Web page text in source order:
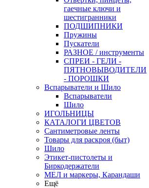
гаечные ключи и
шестигранники
ПОДШИПНИКИ
Пружины
Пускатели
РАЗНОЕ / инструменты
СПРЕИ - ГЕЛИ -
ПЯТНОВЫВОДИТЕЛИ
- ПОРОШКИ
Вспарыватели и Шило
Вспарыватели
Шило
ИГОЛЬНИЦЫ
КАТАЛОГИ ЦВЕТОВ
Сантиметровые ленты
Товары для раскроя (быт)
Шило
Этикет-пистолеты и
Биркодержатели
МЕЛ и маркеры, Карандаши
Ещё